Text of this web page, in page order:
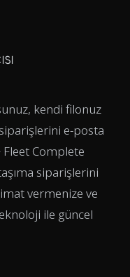
kendi filonuz
e-posta
Fleet Complete
siparişlerini
vermenize ve
ile güncel